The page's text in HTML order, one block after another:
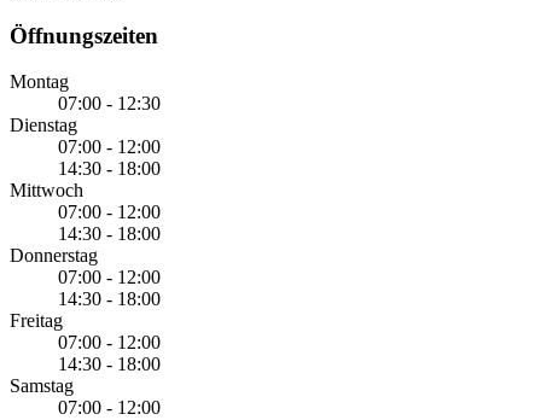
Öffnungszeiten
Montag
07:00 - 12:30
Dienstag
07:00 - 12:00
14:30 - 18:00
Mittwoch
07:00 - 12:00
14:30 - 18:00
Donnerstag
07:00 - 12:00
14:30 - 18:00
Freitag
07:00 - 12:00
14:30 - 18:00
Samstag
07:00 - 12:00